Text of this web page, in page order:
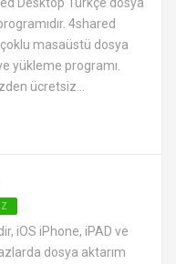
4shared
masaüstü dosya
yükleme programı.
ücretsiz...
PROGRAMLARI
iOS iPhone, iPAD ve
dosya aktarım